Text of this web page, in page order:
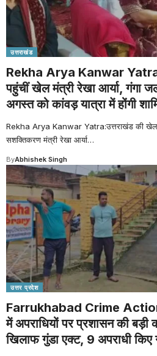
उत्तराखंड
Rekha Arya Kanwar Yatra :
पहुंचीं खेल मंत्री रेखा आर्या, गंगा
अगस्त को कांवड़ यात्रा में होंगी
Rekha Arya Kanwar Yatra:उत्तराखंड की खेल
सशक्तिकरण मंत्री रेखा आर्या…
ByAbhishek Singh
उत्तर प्रदेश
Farrukhabad Crime
में अपराधियों पर प्रशासन की बड़ी
खिलाफ गुंडा एक्ट, 9 अपराधी किए